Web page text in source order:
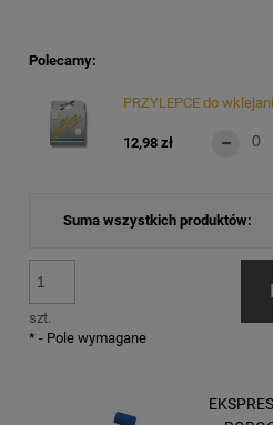
Polecamy:
PRZYLEPCE do
12,98 zł
Suma wszystkich produktów:
szt.
* - Pole wymagane